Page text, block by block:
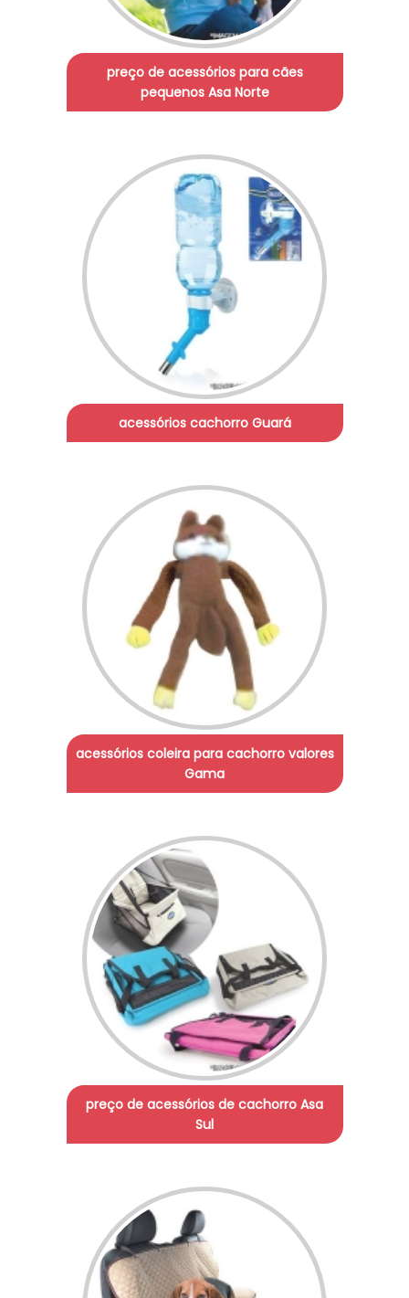
preço de acessórios para cães
pequenos Asa Norte
acessórios cachorro Guará
acessórios coleira para cachorro valores
Gama
preço de acessórios de cachorro Asa
Sul